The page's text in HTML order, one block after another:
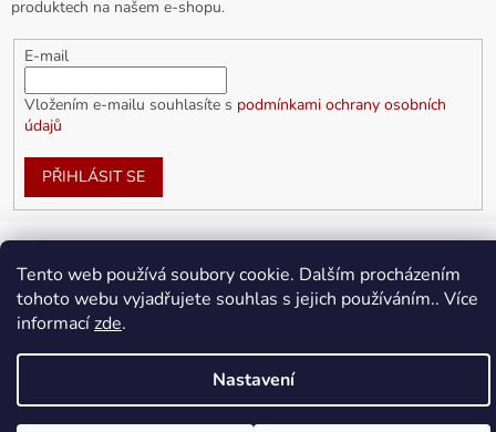
Tento web používá soubory cookie. Dalším procházením
tohoto webu vyjadřujete souhlas s jejich používáním.. Více
informacízde.
Nastavení
produktech na našem e-shopu.
E-mail
Vložením e-mailu souhlasíte s podmínkami ochrany osobních
údajů
PŘIHLÁSIT SE
Vytvořil Shoptet